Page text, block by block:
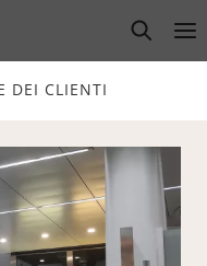
open
DEI CLIENTI